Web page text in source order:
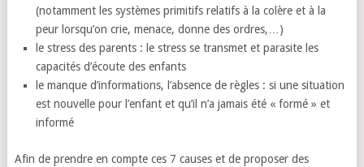
(notamment les systèmes primitifs relatifs à la colère et à la
peur lorsqu’on crie, menace, donne des ordres,…)
le stress des parents : le stress se transmet et parasite les
capacités d’écoute des enfants
le manque d’informations, l’absence de règles : si une situation
est nouvelle pour l’enfant et qu’il n’a jamais été « formé » et
informé
Afin de prendre en compte ces 7 causes et de proposer des